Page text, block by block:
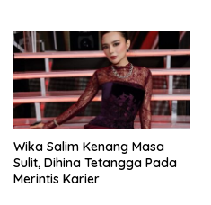
Wika Salim Kenang Masa
Sulit, Dihina Tetangga Pada
Merintis Karier